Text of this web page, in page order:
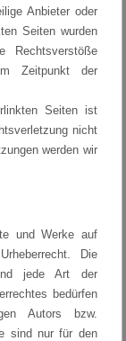
Anbieter oder
Seiten wurden
Rechtsverstöße
Zeitpunkt der
Seiten ist
nicht
werden wir
und Werke auf
Die
jede Art der
bedürfen
Autors bzw.
sind nur für den